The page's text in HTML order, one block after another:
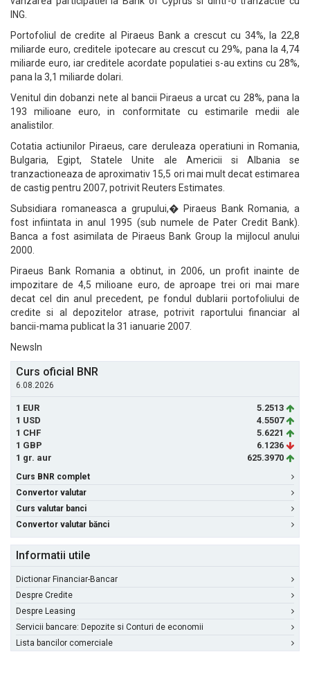
ING.
Portofoliul de credite al Piraeus Bank a crescut cu 34%, la 22,8
miliarde euro, creditele ipotecare au crescut cu 29%, pana la 4,74
miliarde euro, iar creditele acordate populatiei s-au extins cu 28%,
pana la 3,1 miliarde dolari.
Venitul din dobanzi nete al bancii Piraeus a urcat cu 28%, pana la
193 milioane euro, in conformitate cu estimarile medii ale
analistilor.
Cotatia actiunilor Piraeus, care deruleaza operatiuni in Romania,
Bulgaria, Egipt, Statele Unite ale Americii si Albania se
tranzactioneaza de aproximativ 15,5 ori mai mult decat estimarea
de castig pentru 2007, potrivit Reuters Estimates.
Subsidiara romaneasca a grupului,� Piraeus Bank Romania, a
fost infiintata in anul 1995 (sub numele de Pater Credit Bank).
Banca a fost asimilata de Piraeus Bank Group la mijlocul anului
2000.
Piraeus Bank Romania a obtinut, in 2006, un profit inainte de
impozitare de 4,5 milioane euro, de aproape trei ori mai mare
decat cel din anul precedent, pe fondul dublarii portofoliului de
credite si al depozitelor atrase, potrivit raportului financiar al
bancii-mama publicat la 31 ianuarie 2007.
NewsIn
Curs oficial BNR
6.08.2026
1 EUR
5.2513
1 USD
4.5507
1 CHF
5.6221
1 GBP
6.1236
1 gr. aur
625.3970
Curs BNR complet
Convertor valutar
Curs valutar banci
Convertor valutar bănci
Informatii utile
Dictionar Financiar-Bancar
Despre Credite
Despre Leasing
Servicii bancare: Depozite si Conturi de economii
Lista bancilor comerciale